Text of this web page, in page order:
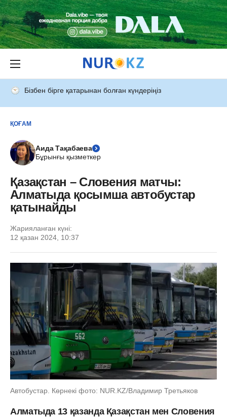
Бізбен бірге қатарынан болған күндеріңіз
ҚОҒАМ
Аида Тақабаева
Бұрынғы қызметкер
Қазақстан – Словения матчы:
Алматыда қосымша автобустар
қатынайды
Жарияланған күні:
12 қазан 2024, 10:37
Автобустар. Көрнекі фото: NUR.KZ/Владимир Третьяков
Алматыда 13 қазанда Қазақстан мен Словения